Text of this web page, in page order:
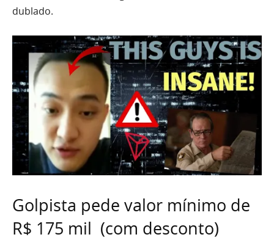
dublado.
Golpista pede valor mínimo de
R$ 175 mil (com desconto)